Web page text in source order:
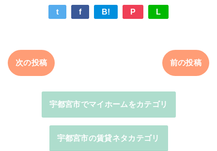
t f B! P L
次の投稿 前の投稿
宇都宮市でマイホームをカテゴリ
宇都宮市の賃貸ネタカテゴリ